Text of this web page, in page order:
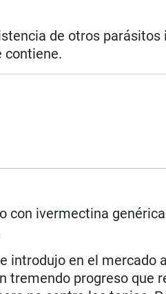
de otros parásitos
contiene.
con ivermectina
introdujo en el mercado
tremendo progreso que